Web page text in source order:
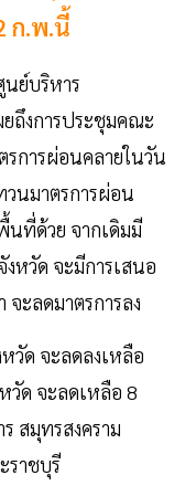
ก.พ.นี้
ย์บริหาร
ถึงการประชุมคณะ
รการผ่อนคลายในวัน
นมาตรการผ่อน
นที่ด้วย จากเดิมมี
หวัด จะมีการเสนอ
ะลดมาตรการลง
หวัด จะลดลงเหลือ
วัด จะลดเหลือ 8
สมุทรสงคราม
ราชบุรี